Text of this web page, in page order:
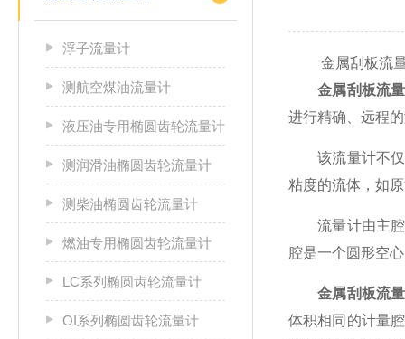
浮子流量计
测航空煤油流量计
液压油专用椭圆齿轮流量计
测润滑油椭圆齿轮流量计
测柴油椭圆齿轮流量计
燃油专用椭圆齿轮流量计
LC系列椭圆齿轮流量计
OI系列椭圆齿轮流量计
金属刮板流量
金属刮板流
进行精确、远程
该流量计不仅
粘度的流体，如
流量计由主腔
腔是一个圆形空
金属刮板流
体积相同的计量